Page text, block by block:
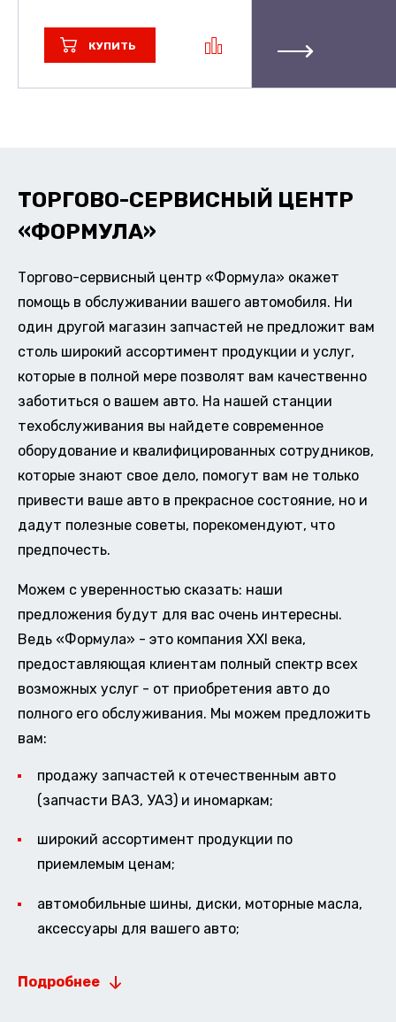
КУПИТЬ
ТОРГОВО-СЕРВИСНЫЙ ЦЕНТР
«ФОРМУЛА»
Торгово-сервисный центр «Формула» окажет
помощь в обслуживании вашего автомобиля. Ни
один другой магазин запчастей не предложит вам
столь широкий ассортимент продукции и услуг,
которые в полной мере позволят вам качественно
заботиться о вашем авто. На нашей станции
техобслуживания вы найдете современное
оборудование и квалифицированных сотрудников,
которые знают свое дело, помогут вам не только
привести ваше авто в прекрасное состояние, но и
дадут полезные советы, порекомендуют, что
предпочесть.
Можем с уверенностью сказать: наши
предложения будут для вас очень интересны.
Ведь «Формула» - это компания XXI века,
предоставляющая клиентам полный спектр всех
возможных услуг - от приобретения авто до
полного его обслуживания. Мы можем предложить
вам:
продажу запчастей к отечественным авто
(запчасти ВАЗ, УАЗ) и иномаркам;
широкий ассортимент продукции по
приемлемым ценам;
автомобильные шины, диски, моторные масла,
аксессуары для вашего авто;
Подробнее